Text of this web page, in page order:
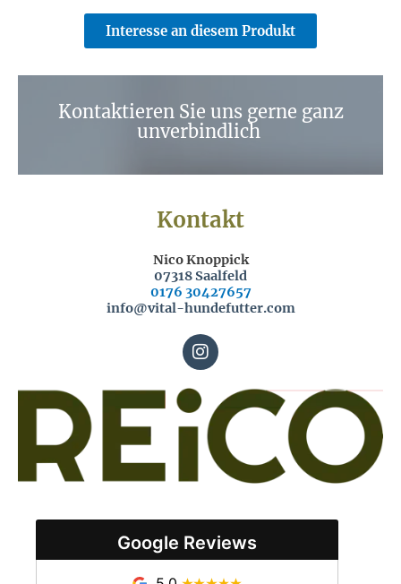
Interesse an diesem Produkt
Kontaktieren Sie uns gerne ganz
unverbindlich
Kontakt
Nico Knoppick
07318 Saalfeld
0176 30427657
info@vital-hundefutter.com
I
n
t
a
g
Google Reviews